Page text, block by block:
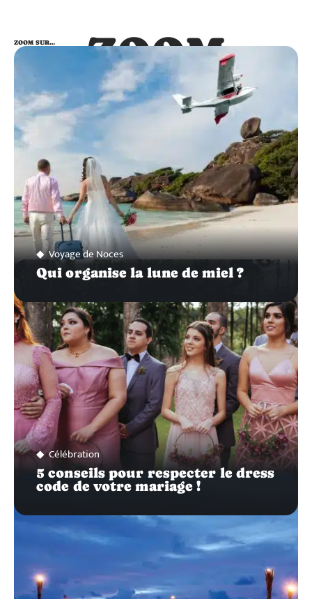
ZOOM
SUR…
ZOOM SUR…
Voyage de Noces
Qui organise la lune de miel ?
Célébration
5 conseils pour respecter le dress
code de votre mariage !